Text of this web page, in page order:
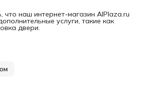
что наш интернет-магазин AlPlaza.ru
услуги, такие как
двери.